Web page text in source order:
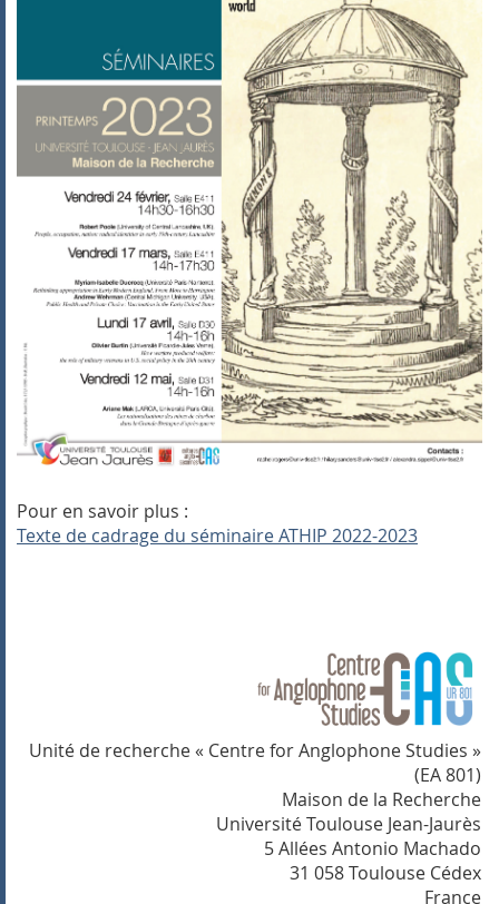
Pour en savoir plus :
Texte de cadrage du séminaire ATHIP 2022-2023
Unité de recherche « Centre for Anglophone Studies »
(EA 801)
Maison de la Recherche
Université Toulouse Jean-Jaurès
5 Allées Antonio Machado
31 058 Toulouse Cédex
France